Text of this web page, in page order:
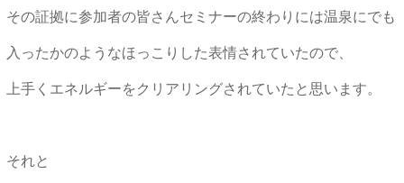
その証拠に参加者の皆さんセミナーの終わりには温泉にでも
入ったかのようなほっこりした表情されていたので、
上手くエネルギーをクリアリングされていたと思います。
それと